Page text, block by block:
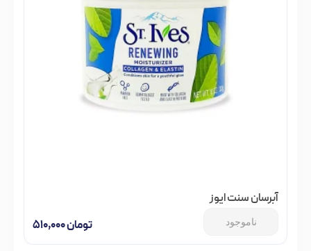
آبرسان سنت ایوز
تومان
ناموجود